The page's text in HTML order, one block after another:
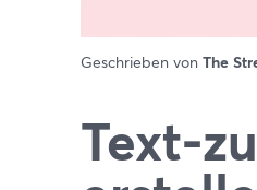
Geschrieben von The
Text-